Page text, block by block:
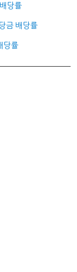
당률
금 배당률
당률